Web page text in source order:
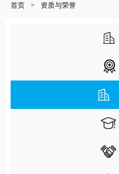
首页 > 资质与荣誉